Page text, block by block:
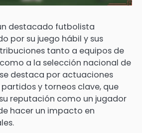
destacado futbolista
por su juego hábil y sus
tanto a equipos de
a la selección nacional de
se destaca por actuaciones
y torneos clave, que
reputación como un jugador
hacer un impacto en